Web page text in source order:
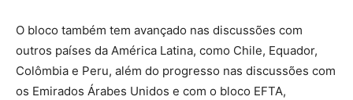
O bloco também tem avançado nas discussões com
outros países da América Latina, como Chile, Equador,
Colômbia e Peru, além do progresso nas discussões com
os Emirados Árabes Unidos e com o bloco EFTA,